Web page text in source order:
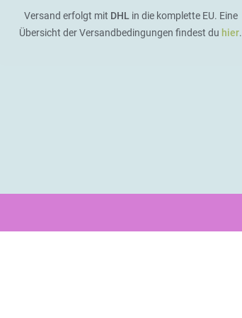
Versand erfolgt mit DHLin die komplette EU. Eine
Übersicht der Versandbedingungen findest du hier.